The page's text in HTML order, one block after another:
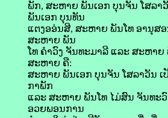
ພັກ, ສະຫາຍ ພັນເອກ ບຸນຈັນ ໂສລາ
ພັນເອກ ບຸນທັນ
ແຕງອອ່ນສີ, ສະຫາຍ ພັນໂທ ອານຸສ
ສະຫາຍ ພັນ
ໂທ ຄຳວົງ ຈັນທະມາລີ ແລະ ສະຫາ
ສະຫາຍ ຄື:
ສະຫາຍ ພັນເອກ ບຸນຈັນ ໂສລາວັນ
ກາພັກ
ແລະ ສະຫາຍ ພັນໂທ ໄມ່ສົນ ຈັນທະ
ອວຍພອນການ